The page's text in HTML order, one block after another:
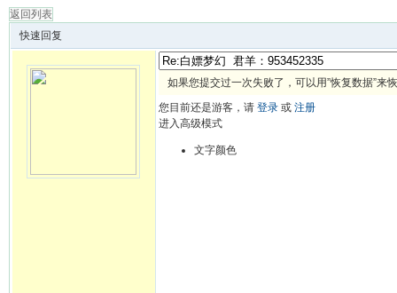
返回列表
快速回复
如果您提交过一次失败了，可以用”恢复数据”来
您目前还是游客，请 登录 或 注册
进入高级模式
文字颜色